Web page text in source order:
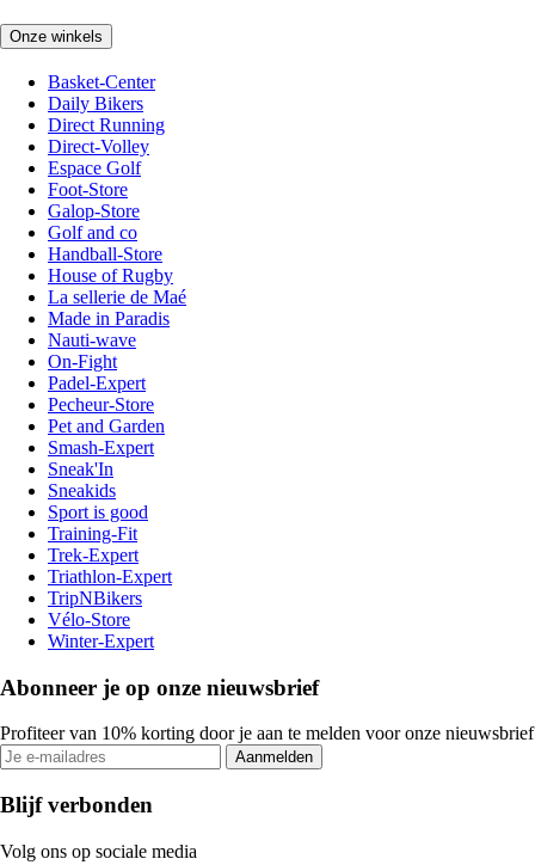
Onze winkels
Basket-Center
Daily Bikers
Direct Running
Direct-Volley
Espace Golf
Foot-Store
Galop-Store
Golf and co
Handball-Store
House of Rugby
La sellerie de Maé
Made in Paradis
Nauti-wave
On-Fight
Padel-Expert
Pecheur-Store
Pet and Garden
Smash-Expert
Sneak'In
Sneakids
Sport is good
Training-Fit
Trek-Expert
Triathlon-Expert
TripNBikers
Vélo-Store
Winter-Expert
Abonneer je op onze nieuwsbrief
Profiteer van 10% korting door je aan te melden voor onze nieuwsbrief
Aanmelden
Blijf verbonden
Volg ons op sociale media